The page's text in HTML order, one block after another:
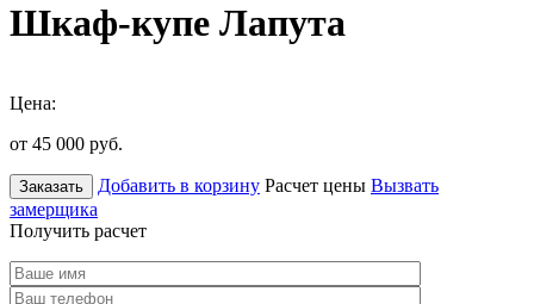
Шкаф-купе Лапута
Цена:
от 45 000 руб.
Заказать Добавить в корзину Расчет цены Вызвать
замерщика
Получить расчет